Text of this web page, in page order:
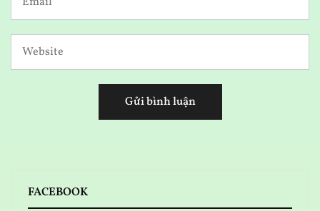
FACEBOOK